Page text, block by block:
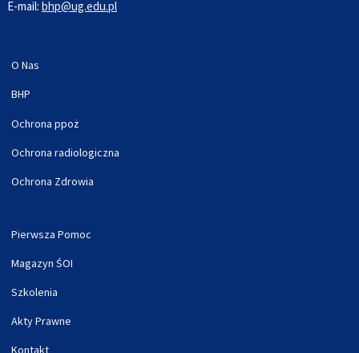
E-mail: bhp@ug.edu.pl
O Nas
BHP
Ochrona ppoż
Ochrona radiologiczna
Ochrona Zdrowia
Pierwsza Pomoc
Magazyn ŚOI
Szkolenia
Akty Prawne
Kontakt